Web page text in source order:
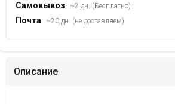
Самовывоз ~2 дн. (Бесплатно)
Почта ~20 дн. (не доставляем)
Описание